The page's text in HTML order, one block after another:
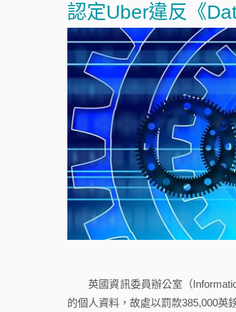
認定Uber違反《
英國資訊委員辦公室（
的個人資料，故處以罰款385,000英